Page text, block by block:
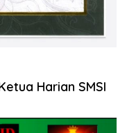
Harian SMSI